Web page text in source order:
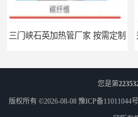
三门峡石英加热管厂家 按需定制
您是第
版权所有 ©2026-08-08 豫ICP备11011044